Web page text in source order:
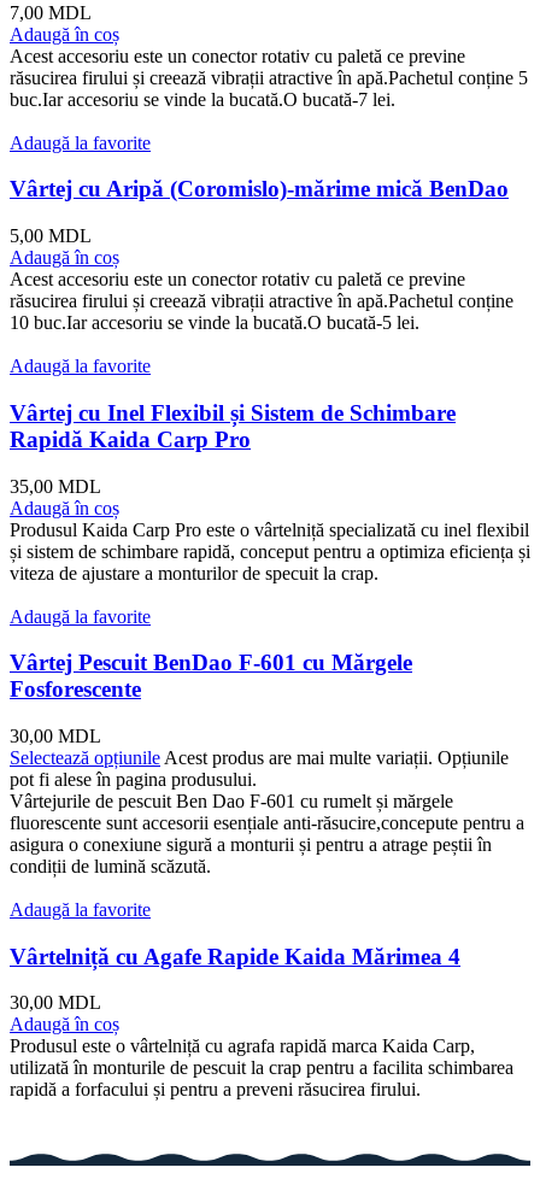
7,00 MDL
Adaugă în coș
Acest accesoriu este un conector rotativ cu paletă ce previne
răsucirea firului și creează vibrații atractive în apă.Pachetul conține 5
buc.Iar accesoriu se vinde la bucată.O bucată-7 lei.
Adaugă la favorite
Vârtej cu Aripă (Coromislo)-mărime mică BenDao
5,00 MDL
Adaugă în coș
Acest accesoriu este un conector rotativ cu paletă ce previne
răsucirea firului și creează vibrații atractive în apă.Pachetul conține
10 buc.Iar accesoriu se vinde la bucată.O bucată-5 lei.
Adaugă la favorite
Vârtej cu Inel Flexibil și Sistem de Schimbare
Rapidă Kaida Carp Pro
35,00 MDL
Adaugă în coș
Produsul Kaida Carp Pro este o vârtelniță specializată cu inel flexibil
și sistem de schimbare rapidă, conceput pentru a optimiza eficiența și
viteza de ajustare a monturilor de specuit la crap.
Adaugă la favorite
Vârtej Pescuit BenDao F-601 cu Mărgele
Fosforescente
30,00 MDL
Selectează opțiunile Acest produs are mai multe variații. Opțiunile
pot fi alese în pagina produsului.
Vârtejurile de pescuit Ben Dao F-601 cu rumelt și mărgele
fluorescente sunt accesorii esențiale anti-răsucire,concepute pentru a
asigura o conexiune sigură a monturii și pentru a atrage peștii în
condiții de lumină scăzută.
Adaugă la favorite
Vârtelniță cu Agafe Rapide Kaida Mărimea 4
30,00 MDL
Adaugă în coș
Produsul este o vârtelniță cu agrafa rapidă marca Kaida Carp,
utilizată în monturile de pescuit la crap pentru a facilita schimbarea
rapidă a forfacului și pentru a preveni răsucirea firului.